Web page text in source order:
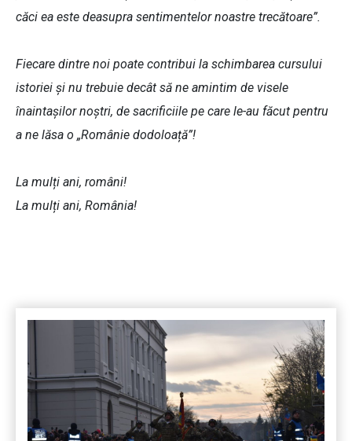
căci ea este deasupra sentimentelor noastre trecătoare”.
Fiecare dintre noi poate contribui la schimbarea cursului
istoriei și nu trebuie decât să ne amintim de visele
înaintașilor noștri, de sacrificiile pe care le-au făcut pentru
a ne lăsa o „Românie dodoloață”!
La mulți ani, români!
La mulți ani, România!